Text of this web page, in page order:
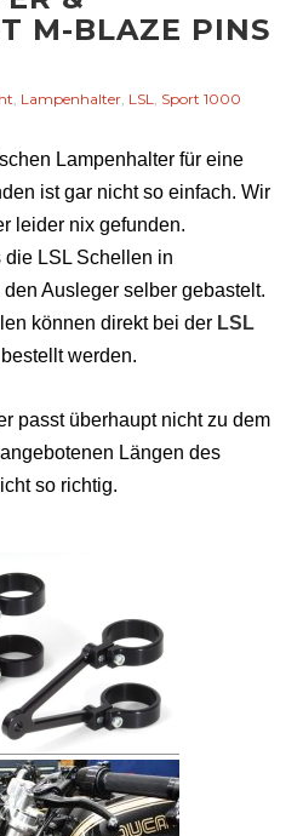
M-BLAZE PINS
, Lampenhalter, LSL, Sport 1000
Lampenhalter für eine
ist gar nicht so einfach. Wir
leider nix gefunden.
LSL Schellen in
Ausleger selber gebastelt.
können direkt bei der LSL
bestellt werden.
passt überhaupt nicht zu dem
Längen des
so richtig.